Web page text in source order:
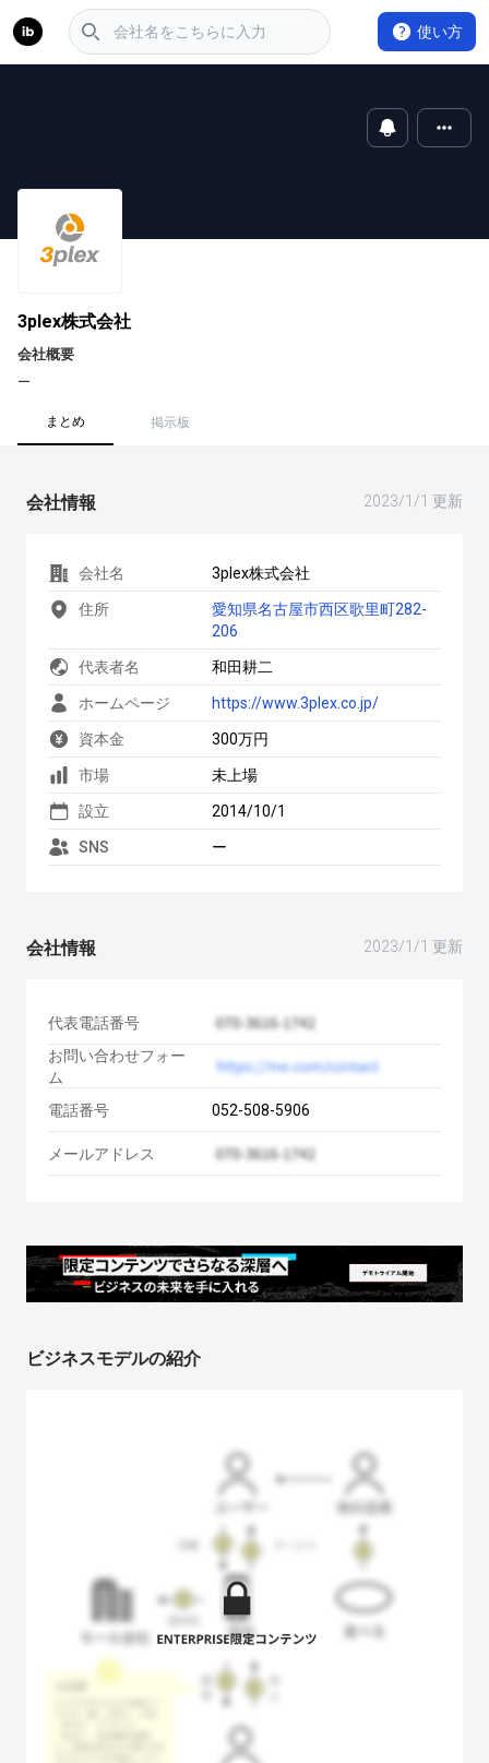
使い方
3plex株式会社
会社概要
ー
まとめ 掲示板
会社情報 2023/1/1 更新
会社名 3plex株式会社
住所
愛知県名古屋市西区歌里町282-
206
代表者名 和田耕二
ホームページ https://www.3plex.co.jp/
資本金 300万円
市場 未上場
設立 2014/10/1
SNS ー
会社情報 2023/1/1 更新
代表電話番号
お問い合わせフォー
ム
電話番号
052-508-5906
メールアドレス
ビジネスモデルの紹介